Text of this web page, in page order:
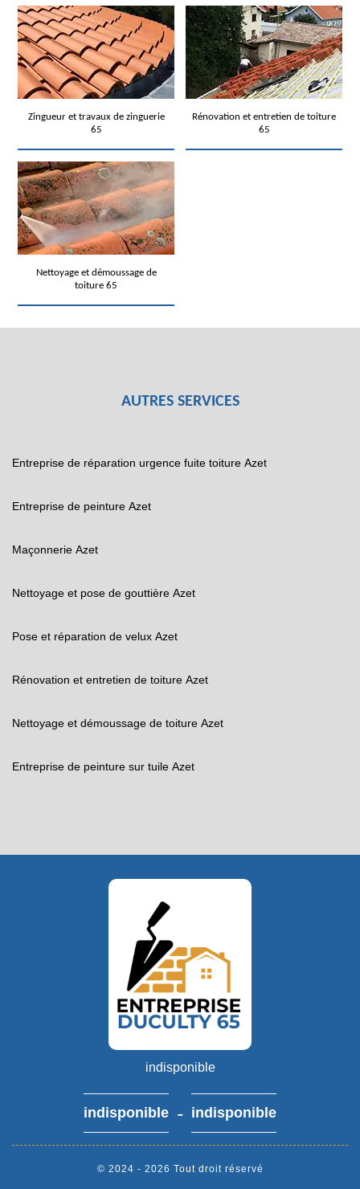
Zingueur et travaux de zinguerie
65
Rénovation et entretien de toiture
65
Nettoyage et démoussage de
toiture 65
AUTRES SERVICES
Entreprise de réparation urgence fuite toiture Azet
Entreprise de peinture Azet
Maçonnerie Azet
Nettoyage et pose de gouttière Azet
Pose et réparation de velux Azet
Rénovation et entretien de toiture Azet
Nettoyage et démoussage de toiture Azet
Entreprise de peinture sur tuile Azet
indisponible
indisponible - indisponible
© 2024 - 2026 Tout droit réservé